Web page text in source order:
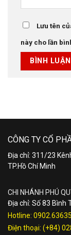
Lưu tên
này cho lần
CÔNG TY CỔ
Địa chỉ: 311/23
TP.Hồ Chí Minh
CHI NHÁNH PHÚ
Địa chỉ: Số 83 Bình
Hotline:
Điện thoại: (+84)